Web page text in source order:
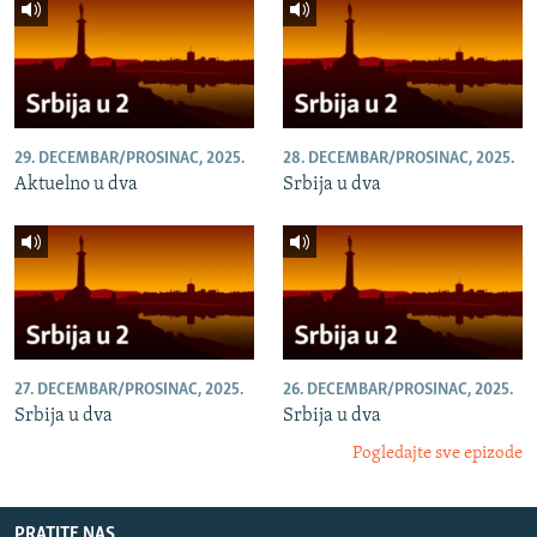
29. DECEMBAR/PROSINAC, 2025.
Aktuelno u dva
28. DECEMBAR/PROSINAC, 2025.
Srbija u dva
27. DECEMBAR/PROSINAC, 2025.
Srbija u dva
26. DECEMBAR/PROSINAC, 2025.
Srbija u dva
Pogledajte sve epizode